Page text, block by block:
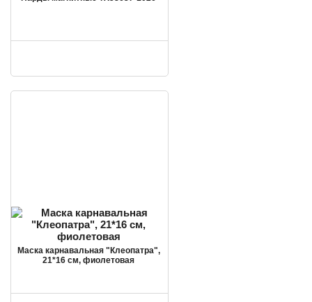
Маска карнавальная "Клеопатра",
21*16 см, фиолетовая